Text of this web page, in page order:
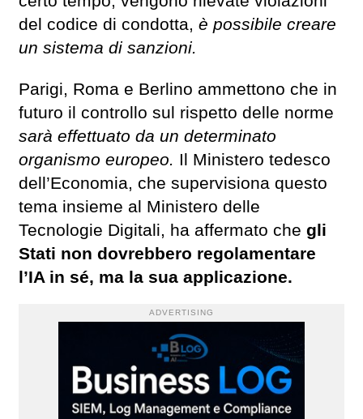
del codice di condotta, è possibile creare
un sistema di sanzioni.
Parigi, Roma e Berlino ammettono che in
futuro il controllo sul rispetto delle norme
sarà effettuato da un determinato
organismo europeo. Il Ministero tedesco
dell’Economia, che supervisiona questo
tema insieme al Ministero delle
Tecnologie Digitali, ha affermato che gli
Stati non dovrebbero regolamentare
l’IA in sé, ma la sua applicazione.
ADVERTISING